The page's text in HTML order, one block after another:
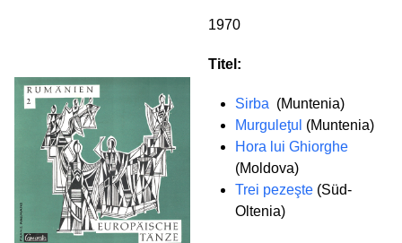
1970
Titel:
Sirba (Muntenia)
Murguleƫul (Muntenia)
Hora lui Ghiorghe
(Moldova)
Trei pezeşte (Süd-
Oltenia)